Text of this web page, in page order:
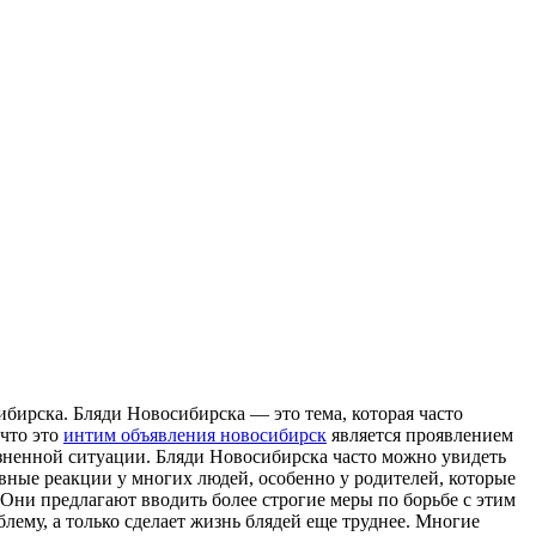
Бляди Нoвoсибирскa — этo тема, которая часто
это интим объявления новосибирск является проявлением
ситуации. Бляди Новосибирска часто можно увидеть
реакции у многих людей, особенно у родителей, которые
предлагают вводить более строгие меры по борьбе с этим
а только сделает жизнь блядей еще труднее. Многие